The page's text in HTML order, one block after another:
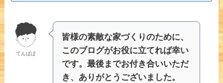
てんぱぱ
皆様の素敵な家づくりのために、
このブログがお役に立てれば幸い
です。最後までお付き合いいただ
き、ありがとうございました。